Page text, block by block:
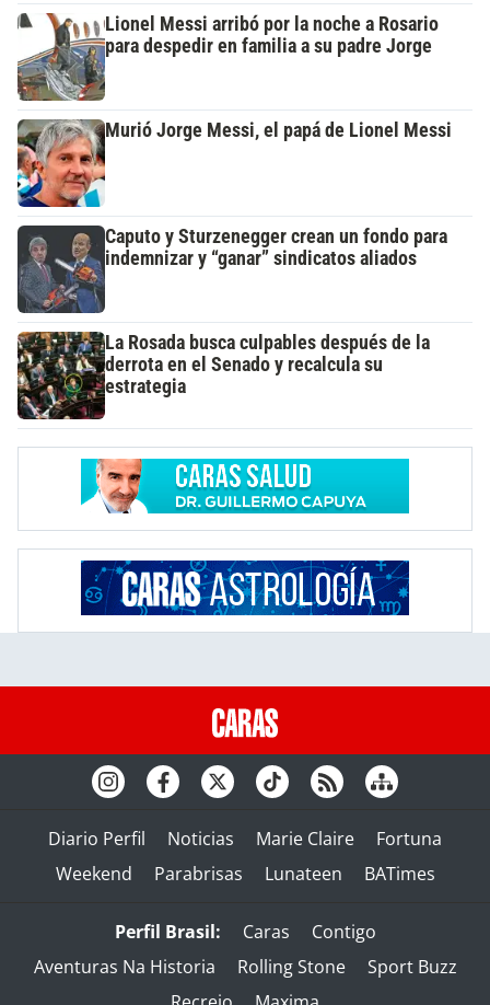
Lionel Messi arribó por la noche a Rosario
para despedir en familia a su padre Jorge
Murió Jorge Messi, el papá de Lionel Messi
Caputo y Sturzenegger crean un fondo para
indemnizar y “ganar” sindicatos aliados
La Rosada busca culpables después de la
derrota en el Senado y recalcula su
estrategia
Diario Perfil Noticias Marie Claire
Fortuna
Weekend
Parabrisas Lunateen BATimes
Perfil Brasil: Caras
Contigo
Aventuras Na Historia
Rolling Stone
Sport Buzz